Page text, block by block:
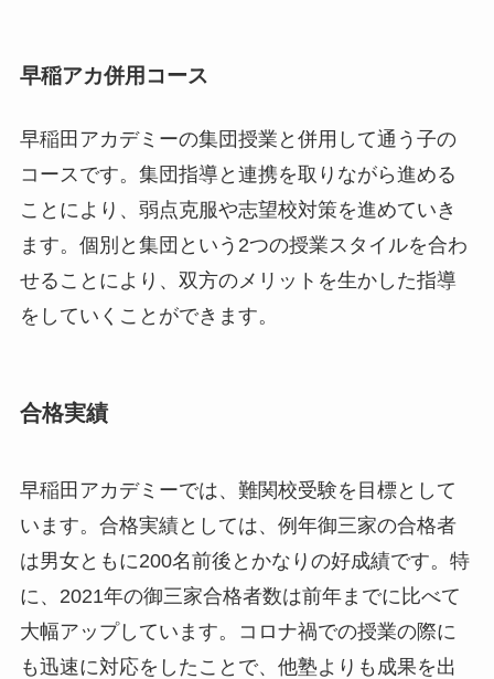
早稲アカ併用コース
早稲田アカデミーの集団授業と併用して通う子の
コースです。集団指導と連携を取りながら進める
ことにより、弱点克服や志望校対策を進めていき
ます。個別と集団という2つの授業スタイルを合わ
せることにより、双方のメリットを生かした指導
をしていくことができます。
合格実績
早稲田アカデミーでは、難関校受験を目標として
います。合格実績としては、例年御三家の合格者
は男女ともに200名前後とかなりの好成績です。特
に、2021年の御三家合格者数は前年までに比べて
大幅アップしています。コロナ禍での授業の際に
も迅速に対応をしたことで、他塾よりも成果を出